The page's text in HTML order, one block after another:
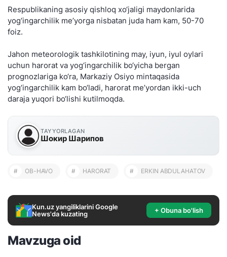
Respublikaning asosiy qishloq xo‘jaligi maydonlarida
yog‘ingarchilik me’yorga nisbatan juda ham kam, 50-70
foiz.
Jahon meteorologik tashkilotining may, iyun, iyul oylari
uchun harorat va yog‘ingarchilik bo‘yicha bergan
prognozlariga ko‘ra, Markaziy Osiyo mintaqasida
yog‘ingarchilik kam bo‘ladi, harorat me’yordan ikki-uch
daraja yuqori bo‘lishi kutilmoqda.
TAYYORLAGAN
Шокир Шарипов
# OB-HAVO # HARORAT # ERKIN ABDULAHATOV
Kun.uz yangiliklarini Google
News'da kuzating
+ Obuna bo'lish
Mavzuga oid